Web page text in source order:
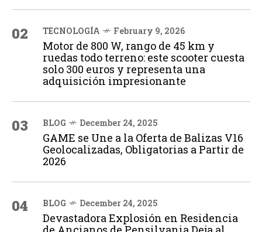
02 TECNOLOGÍA February 9, 2026
Motor de 800 W, rango de 45 km y
ruedas todo terreno: este scooter cuesta
solo 300 euros y representa una
adquisición impresionante
03 BLOG December 24, 2025
GAME se Une a la Oferta de Balizas V16
Geolocalizadas, Obligatorias a Partir de
2026
04 BLOG December 24, 2025
Devastadora Explosión en Residencia